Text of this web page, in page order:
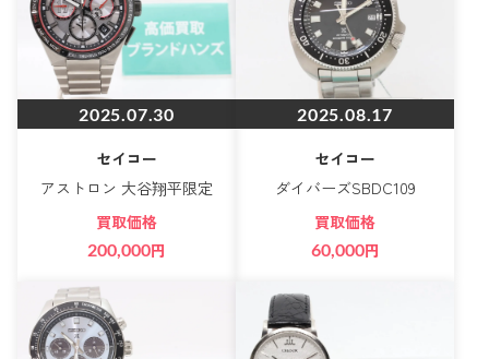
2025.07.30
セイコー
アストロン 大谷翔平限定
買取価格
200,000円
2025.08.17
セイコー
ダイバーズSBDC109
買取価格
60,000円